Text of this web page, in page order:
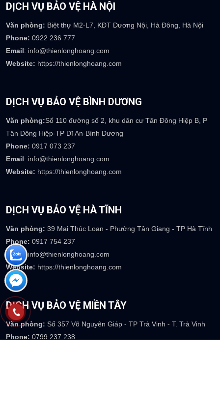
DỊCH VỤ BẢO VỆ HÀ NỘI
Văn phòng: Biệt thự M2-L7, KĐT Dương Nội, Hà Đông, Hà Nội
Phone: 0922 236 777
Email: info@thienlonghoang.com
Website: https://thienlonghoang.com
DỊCH VỤ BẢO VỆ BÌNH DƯƠNG
Văn phòng:Số 110 đường số 2, khu dân cư Tân Đông Hiệp B, P
Tân Đông Hiệp-TP Dĩ An-Bình Dương
Phone: 0917 073 237
Email: info@thienlonghoang.com
Website: https://thienlonghoang.com
DỊCH VỤ BẢO VỆ HÀ TĨNH
Văn phòng: 39 Mai Thúc Loan - Phường Tân Giang - TP Hà Tĩnh
Phone: 0917 754 237
Email : info@thienlonghoang.com
Website: https://thienlonghoang.com
DỊCH VỤ BẢO VỆ MIỀN TÂY
Văn phòng: Số 357 Võ Nguyên Giáp - TP Trà Vinh - T. Trà Vinh
Phone: 0799 237 238